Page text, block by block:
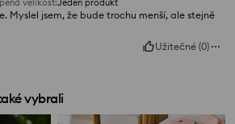
velikost:Jeden produkt
Myslel jsem, že bude trochu menší, ale stejně
Užitečné (0)
vybrali